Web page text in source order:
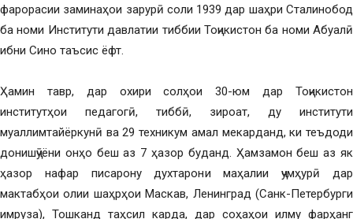
фарорасии заминаҳои зарурӣ соли 1939 дар шаҳри Сталинобод
ба номи Институти давлатии тиббии Тоҷикистон ба номи Абуалӣ
ибни Сино таъсис ёфт.
Ҳамин тавр, дар охири солҳои 30-юм дар Тоҷикистон
институтҳои педагогӣ, тиббӣ, зироат, ду институти
муаллимтайёркунӣ ва 29 техникум амал мекарданд, ки теъдоди
донишҷӯёни онҳо беш аз 7 ҳазор буданд. Ҳамзамон беш аз як
ҳазор нафар писарону духтарони маҳалии ҷумҳурӣ дар
мактабҳои олии шаҳрҳои Маскав, Ленинград (Санк-Петербурги
имруза), Тошканд таҳсил карда, дар соҳаҳои илму фарҳанг